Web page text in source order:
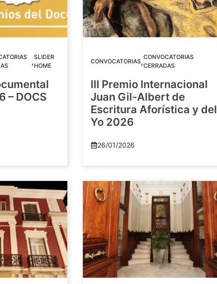
,SLIDER
HOME
– DOCS
CONVOCATORIAS,CONVOCATORIAS
CERRADAS
III Premio Internacional
Juan Gil-Albert de
Escritura Aforística y del
Yo 2026
26/01/2026